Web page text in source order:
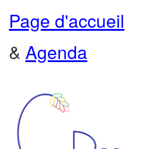
Page d'accueil
& Agenda